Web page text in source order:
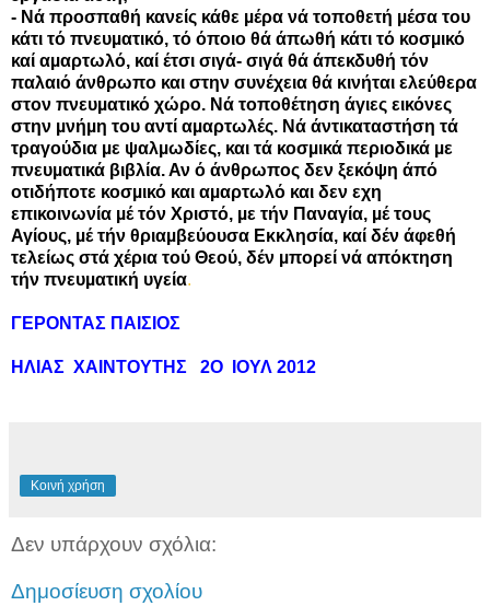
- Νά προσπαθή κανείς κάθε µέρα νά τοποθετή µέσα του
κάτι τό πνευµατικό, τό όποιο θά άπωθή κάτι τό κοσµικό
καί αµαρτωλό, καί έτσι σιγά- σιγά θά άπεκδυθή τόν
παλαιό άνθρωπο και στην συνέχεια θά κινήται ελεύθερα
στον πνευµατικό χώρο. Νά τοποθέτηση άγιες εικόνες
στην µνήµη του αντί αµαρτωλές. Νά άντικαταστήση τά
τραγούδια µε ψαλµωδίες, και τά κοσµικά περιοδικά µε
πνευµατικά βιβλία. Αν ό άνθρωπος δεν ξεκόψη άπό
οτιδήποτε κοσµικό και αµαρτωλό και δεν εχη
επικοινωνία µέ τόν Χριστό, µε τήν Παναγία, µέ τους
Αγίους, µέ τήν θριαµβεύουσα Εκκλησία, καί δέν άφεθή
τελείως στά χέρια τού Θεού, δέν µπορεί νά απόκτηση
τήν πνευµατική υγεία.
ΓΕΡΟΝΤΑΣ ΠΑΙΣΙΟΣ
ΗΛΙΑΣ ΧΑΙΝΤΟΥΤΗΣ 2Ο ΙΟΥΛ 2012
Κοινή χρήση
Δεν υπάρχουν σχόλια:
Δημοσίευση σχολίου